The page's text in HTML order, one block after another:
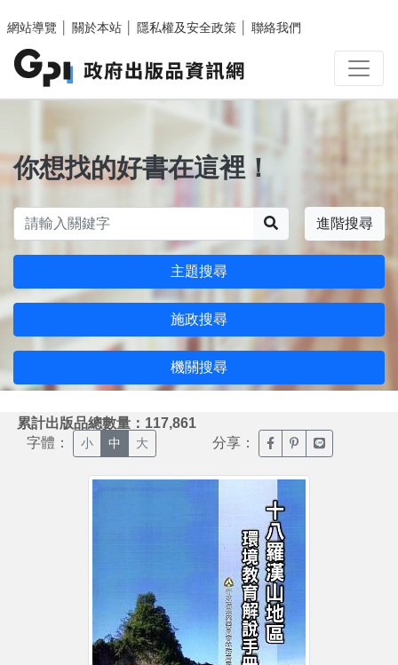
網站導覽
關於本站 隱私權及安全政策 聯絡我們
你想找的好書在這裡！
進階搜尋
主題搜尋
施政搜尋
機關搜尋
累計出版品總數量：117,861
字體： 小 中 大 分享： 臉書分享(另開新視窗)
噗浪分享(另開新
Line分享(另